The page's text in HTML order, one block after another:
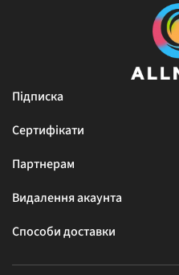
Підписка
Сертифікати
Партнерам
Видалення акаунта
Способи доставки